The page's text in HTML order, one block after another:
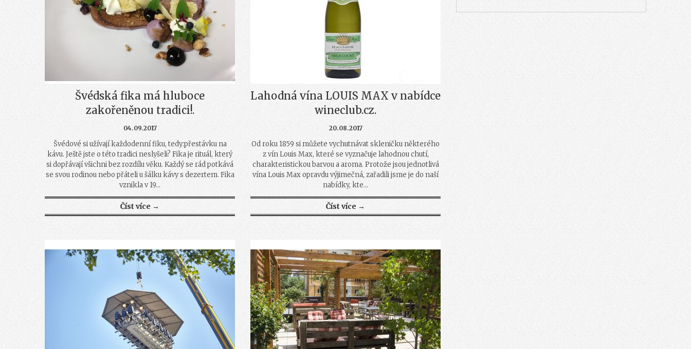
Švédská fika má hluboce
zakořeněnou tradici!.
04.09.2017
Švédové si užívají každodenní fiku, tedy:přestávku na
kávu. Ještě jste o této tradici neslyšeli? Fika je rituál, který
si dopřávají všichni bez rozdílu věku. Každý se rád potkává
se svou rodinou nebo přáteli u šálku kávy s dezertem. Fika
vznikla v 19...
Číst více →
Lahodná vína LOUIS MAX v nabídce
wineclub.cz.
20.08.2017
Od roku 1859 si můžete vychutnávat skleničku některého
z vín Louis Max, které se vyznačuje lahodnou chutí,
charakteristickou barvou a aroma. Protože jsou jednotlivá
vína Louis Max opravdu výjimečná, zařadili jsme je do naší
nabídky, kte...
Číst více →